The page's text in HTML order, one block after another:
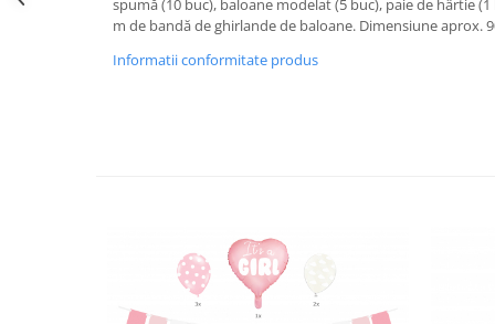
spumă (10 buc), baloane modelat (5 buc), paie de hârtie
m de bandă de ghirlande de baloane. Dimensiune aprox.
Informatii conformitate produs